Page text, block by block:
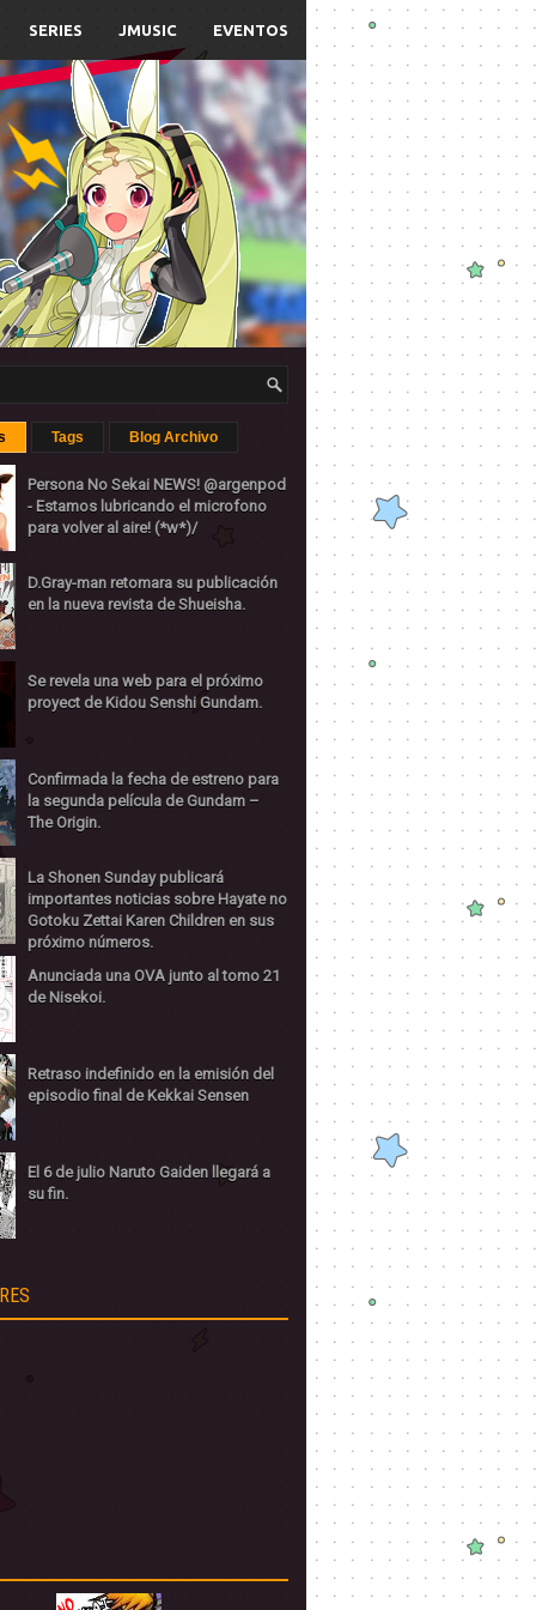
SERIES JMUSIC EVENTOS
Tags Blog Archivo
Persona No Sekai NEWS! @argenpod
- Estamos lubricando el microfono
para volver al aire! (*w*)/
D.Gray-man retomara su publicación
en la nueva revista de Shueisha.
Se revela una web para el próximo
proyect de Kidou Senshi Gundam.
Confirmada la fecha de estreno para
la segunda película de Gundam –
The Origin.
La Shonen Sunday publicará
importantes noticias sobre Hayate no
Gotoku Zettai Karen Children en sus
próximo números.
Anunciada una OVA junto al tomo 21
de Nisekoi.
Retraso indefinido en la emisión del
episodio final de Kekkai Sensen
El 6 de julio Naruto Gaiden llegará a
su fin.